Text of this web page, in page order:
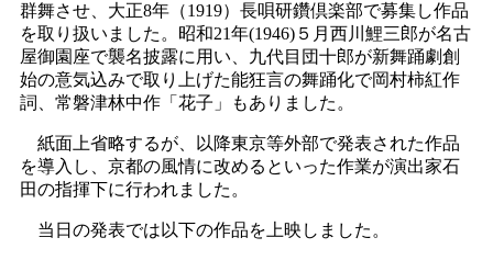
群舞させ、大正8年（1919）長唄研鑽倶楽部で募集し作品
を取り扱いました。昭和21年(1946)５月西川鯉三郎が名古
屋御園座で襲名披露に用い、九代目団十郎が新舞踊劇創
始の意気込みで取り上げた能狂言の舞踊化で岡村柿紅作
詞、常磐津林中作「花子」もありました。
紙面上省略するが、以降東京等外部で発表された作品
を導入し、京都の風情に改めるといった作業が演出家石
田の指揮下に行われました。
当日の発表では以下の作品を上映しました。